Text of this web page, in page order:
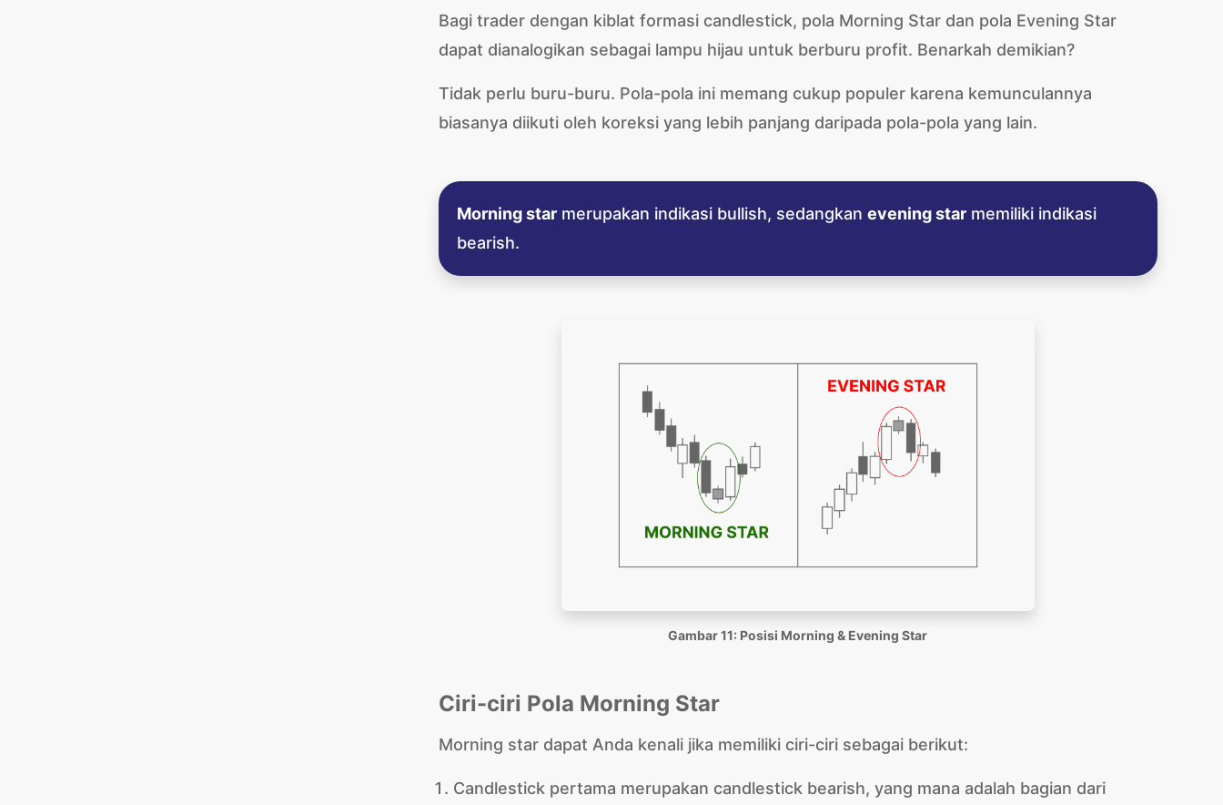
Bagi trader dengan kiblat formasi candlestick, pola Morning Star dan pola Evening Star
dapat dianalogikan sebagai lampu hijau untuk berburu profit. Benarkah demikian?
Tidak perlu buru-buru. Pola-pola ini memang cukup populer karena kemunculannya
biasanya diikuti oleh koreksi yang lebih panjang daripada pola-pola yang lain.
Morning starmerupakan indikasi bullish, sedangkan evening starmemiliki indikasi
bearish.
Gambar 11: Posisi Morning & Evening Star
Ciri-ciri Pola Morning Star
Morning star dapat Anda kenali jika memiliki ciri-ciri sebagai berikut:
Candlestick pertama merupakan candlestick bearish, yang mana adalah bagian dari